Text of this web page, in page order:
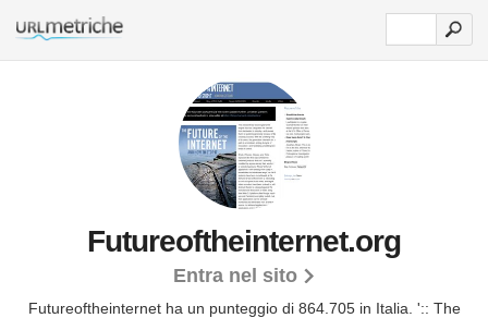
Futureoftheinternet.org
Entra nel sito
Futureoftheinternet ha un punteggio di 864.705 in Italia. ':: The